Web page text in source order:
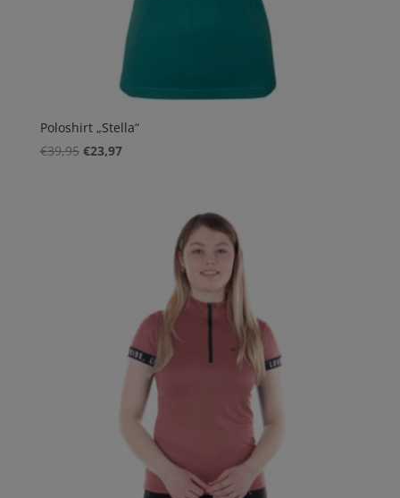
Poloshirt „Stella“
€39,95 Ursprünglicher
€23,97Aktueller